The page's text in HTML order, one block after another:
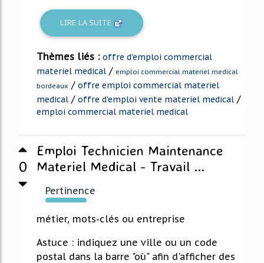
LIRE LA SUITE
Thèmes liés : offre d'emploi commercial
materiel medical / emploi commercial materiel medical
bordeaux / offre emploi commercial materiel
medical / offre d'emploi vente materiel medical /
emploi commercial materiel medical
0
Emploi Technicien Maintenance
Materiel Medical - Travail ...
Pertinence
379%
métier, mots-clés ou entreprise
Astuce : indiquez une ville ou un code
postal dans la barre "où" afin d'afficher des